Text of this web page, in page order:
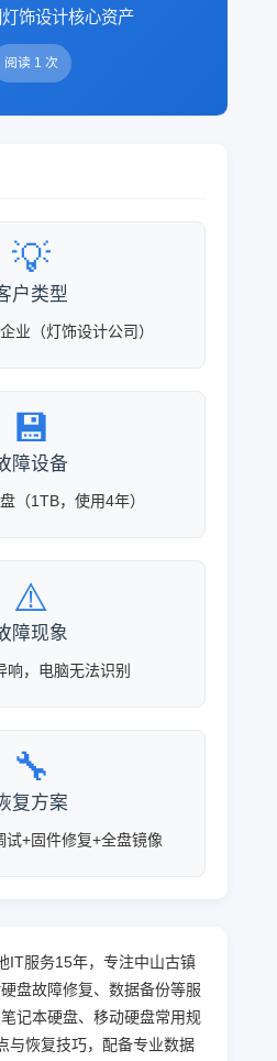
饰设计核心资产
阅读 1 次
💡
户类型
业（灯饰设计公司）
💾
障设备
（1TB，使用4年）
⚠️
障现象
响，电脑无法识别
🔧
复方案
试+固件修复+全盘镜像
IT服务15年，专注中山古镇
盘故障修复、数据备份等服
记本硬盘、移动硬盘常用规
与恢复技巧，配备专业数据